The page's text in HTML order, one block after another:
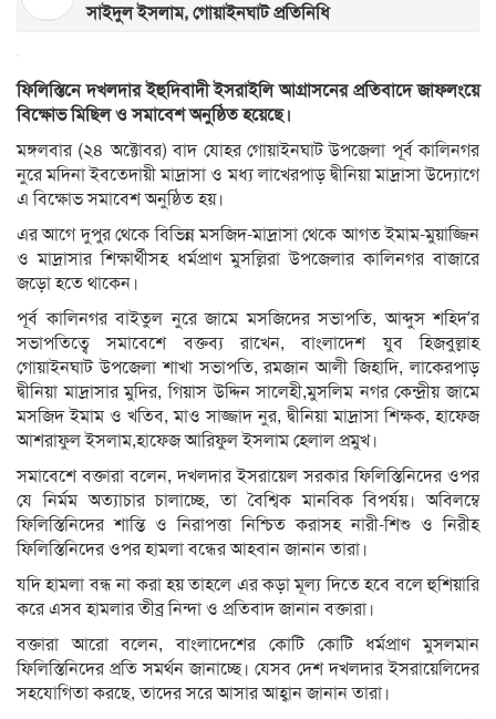
সাইদুল ইসলাম, গোয়াইনঘাট প্রতিনিধি
ফিলিস্তিনে দখলদার ইহুদিবাদী ইসরাইলি আগ্রাসনের প্রতিবাদে জাফলংয়ে
বিক্ষোভ মিছিল ও সমাবেশ অনুষ্ঠিত হয়েছে।
মঙ্গলবার (২৪ অক্টোবর) বাদ যোহর গোয়াইনঘাট উপজেলা পূর্ব কালিনগর
নুরে মদিনা ইবতেদায়ী মাদ্রাসা ও মধ্য লাখেরপাড় দ্বীনিয়া মাদ্রাসা উদ্যোগে
এ বিক্ষোভ সমাবেশ অনুষ্ঠিত হয়।
এর আগে দুপুর থেকে বিভিন্ন মসজিদ-মাদ্রাসা থেকে আগত ইমাম-মুয়াজ্জিন
ও মাদ্রাসার শিক্ষার্থীসহ ধর্মপ্রাণ মুসল্লিরা উপজেলার কালিনগর বাজারে
জড়ো হতে থাকেন।
পূর্ব কালিনগর বাইতুল নুরে জামে মসজিদের সভাপতি, আব্দুস শহিদ’র
সভাপতিত্বে সমাবেশে বক্তব্য রাখেন, বাংলাদেশ যুব হিজবুল্লাহ
গোয়াইনঘাট উপজেলা শাখা সভাপতি, রমজান আলী জিহাদি, লাকেরপাড়
দ্বীনিয়া মাদ্রাসার মুদির, গিয়াস উদ্দিন সালেহী,মুসলিম নগর কেন্দ্রীয় জামে
মসজিদ ইমাম ও খতিব, মাও সাজ্জাদ নুর, দ্বীনিয়া মাদ্রাসা শিক্ষক, হাফেজ
আশরাফুল ইসলাম,হাফেজ আরিফুল ইসলাম হেলাল প্রমুখ।
সমাবেশে বক্তারা বলেন, দখলদার ইসরায়েল সরকার ফিলিস্তিনিদের ওপর
যে নির্মম অত্যাচার চালাচ্ছে, তা বৈশ্বিক মানবিক বিপর্যয়। অবিলম্বে
ফিলিস্তিনিদের শান্তি ও নিরাপত্তা নিশ্চিত করাসহ নারী-শিশু ও নিরীহ
ফিলিস্তিনিদের ওপর হামলা বন্ধের আহবান জানান তারা।
যদি হামলা বন্ধ না করা হয় তাহলে এর কড়া মূল্য দিতে হবে বলে হুশিয়ারি
করে এসব হামলার তীব্র নিন্দা ও প্রতিবাদ জানান বক্তারা।
বক্তারা আরো বলেন, বাংলাদেশের কোটি কোটি ধর্মপ্রাণ মুসলমান
ফিলিস্তিনিদের প্রতি সমর্থন জানাচ্ছে। যেসব দেশ দখলদার ইসরায়েলিদের
সহযোগিতা করছে, তাদের সরে আসার আহ্বান জানান তারা।